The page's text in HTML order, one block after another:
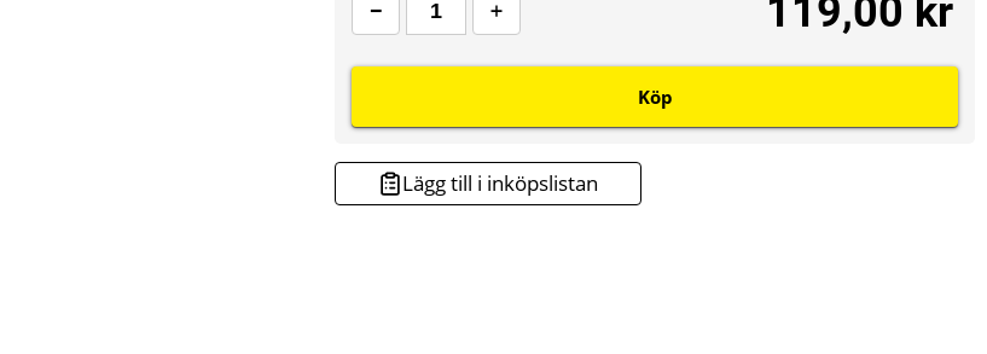
119,00 kr
Köp
Lägg till i inköpslistan